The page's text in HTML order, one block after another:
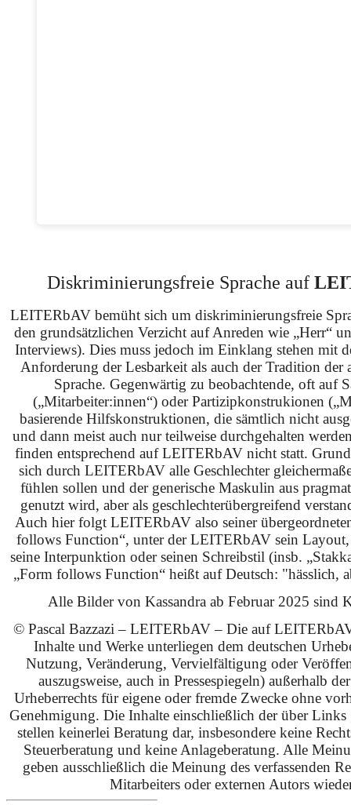
Diskriminierungsfreie Sprache auf
LEITERbAV bemüht sich um diskriminierungsfreie
den grundsätzlichen Verzicht auf Anreden wie „Herr“
Interviews). Dies muss jedoch im Einklang stehen mit
Anforderung der Lesbarkeit als auch der Tradition der
Sprache. Gegenwärtig zu beobachtende, oft auf
(„Mitarbeiter:innen“) oder Partizipkonstrukionen
basierende Hilfskonstruktionen, die sämtlich nicht
und dann meist auch nur teilweise durchgehalten
finden entsprechend auf LEITERbAV nicht statt.
sich durch LEITERbAV alle Geschlechter
fühlen sollen und der generische Maskulin aus
genutzt wird, aber als geschlechterübergreifend
Auch hier folgt LEITERbAV also seiner
follows Function“, unter der LEITERbAV sein Layout,
seine Interpunktion oder seinen Schreibstil (insb.
„Form follows Function“ heißt auf Deutsch: "hässlich,
Alle Bilder von Kassandra ab Februar 2025 sind
© Pascal Bazzazi – LEITERbAV – Die auf
Inhalte und Werke unterliegen dem deutschen
Nutzung, Veränderung, Vervielfältigung oder
auszugsweise, auch in Pressespiegeln) außerhalb
Urheberrechts für eigene oder fremde Zwecke ohne
Genehmigung. Die Inhalte einschließlich der über Links
stellen keinerlei Beratung dar, insbesondere keine
Steuerberatung und keine Anlageberatung. Alle
geben ausschließlich die Meinung des verfassenden
Mitarbeiters oder externen Autors